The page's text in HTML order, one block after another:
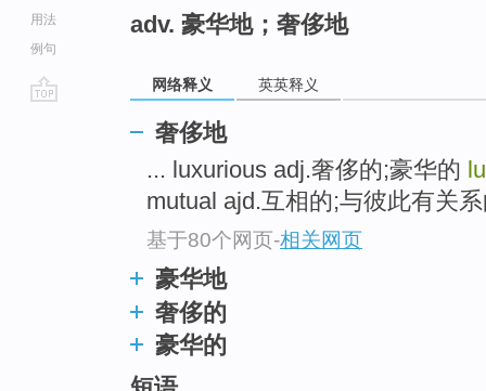
用法
例句
adv. 豪华地；奢侈地
网络释义 英英释义
奢侈地
... luxurious adj.奢侈的;豪华的
mutual ajd.互相的;与彼此有关
基于80个网页-相关网页
豪华地
奢侈的
豪华的